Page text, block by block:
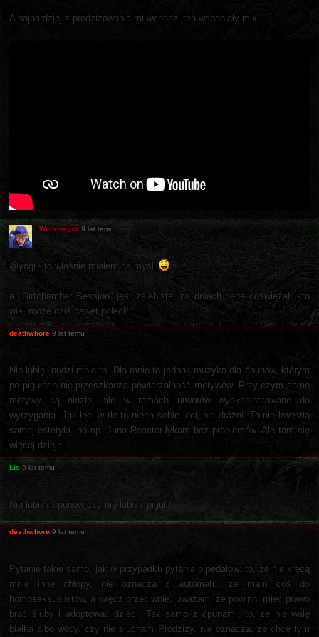
A najbardziej z prodziżowania mi wchodzi ten wspaniały mix:
Wędrowycz 9 lat temu
@yogi - to właśnie miałem na myśli
a "Dirtchamber Session" jest zajebiste, na dniach będę odświeżał, kto
wie, może dziś nawet poleci.
deathwhore 9 lat temu
Nie lubię, nudzi mnie to. Dla mnie to jednak muzyka dla ćpunów, którym
po pigułach nie przeszkadza powtarzalność motywów. Przy czym same
motywy są niezłe, ale w ramach utworów wyeksploatowane do
wyrzygania. Jak leci w tle to niech sobie leci, nie drażni. To nie kwestia
samej estetyki, bo np. Juno Reactor łykam bez problemów. Ale tam się
więcej dzieje.
Lis 9 lat temu
Nie lubisz ćpunów czy nie lubisz piguł?
deathwhore 9 lat temu
Pytanie takie samo, jak w przypadku pytania o pedałów: to, że nie kręcą
mnie inne chłopy, nie oznacza z automatu, że mam coś do
homoseksualistów, a wręcz przeciwnie, uważam, że powinni mieć prawo
brać śluby i adoptować dzieci. Tak samo z ćpunami, to, że nie walę
białka albo wódy, czy nie słucham Prodziży, nie oznacza, że chcę tym